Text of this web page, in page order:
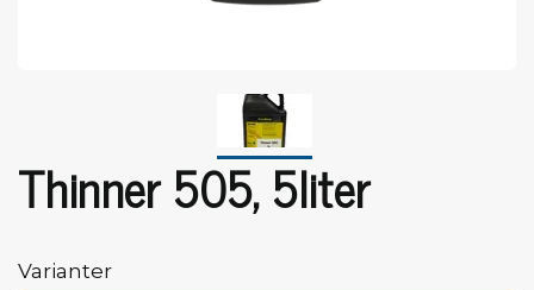
Thinner 505, 5liter
Varianter